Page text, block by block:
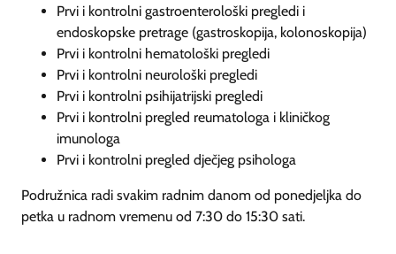
Prvi i kontrolni gastroenterološki pregledi i
endoskopske pretrage (gastroskopija, kolonoskopija)
Prvi i kontrolni hematološki pregledi
Prvi i kontrolni neurološki pregledi
Prvi i kontrolni psihijatrijski pregledi
Prvi i kontrolni pregled reumatologa i kliničkog
imunologa
Prvi i kontrolni pregled dječjeg psihologa
Podružnica radi svakim radnim danom od ponedjeljka do
petka u radnom vremenu od 7:30 do 15:30 sati.